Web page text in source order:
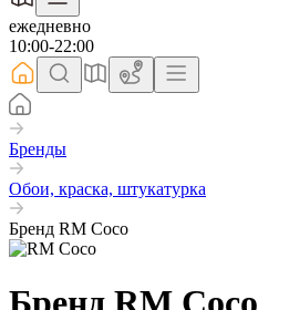
ежедневно
10:00-22:00
Бренды
Обои, краска, штукатурка
Бренд RM Coco